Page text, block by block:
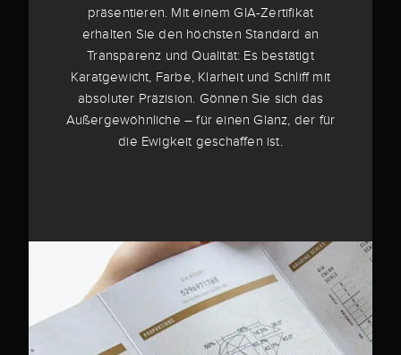
präsentieren. Mit einem GIA-Zertifikat
erhalten Sie den höchsten Standard an
Transparenz und Qualität: Es bestätigt
Karatgewicht, Farbe, Klarheit und Schliff mit
absoluter Präzision. Gönnen Sie sich das
Außergewöhnliche – für einen Glanz, der für
die Ewigkeit geschaffen ist.